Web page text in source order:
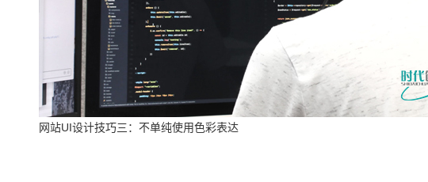
网站UI设计技巧三：不单纯使用色彩表达